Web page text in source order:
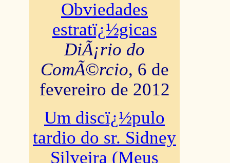
Obviedades
estratï¿½gicas
DiÃ¡rio do
ComÃ©rcio, 6 de
fevereiro de 2012
Um discï¿½pulo
tardio do sr. Sidney
Silveira (Meus